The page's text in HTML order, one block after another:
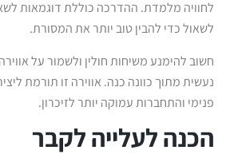
לחוויה מלמדת. ההדרכה כוללת דוגמאות
לשאול כדי להבין טוב יותר את המסורת.
חשוב להימנע משיחות חולין ולשמור על
נעשית מתוך כוונה כנה. אווירה זו תורמת
פנימי והתחברות עמוקה יותר לזיכרון.
הכנה לעלייה לקבר